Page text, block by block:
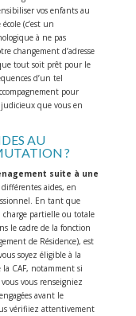
vos enfants au
(c’est un
à ne pas
changement d’adresse
tout soit prêt pour le
d’un tel
pour
que vous en
AU
?
suite à une
aides, en
En tant que
partielle ou totale
le cadre de la fonction
de Résidence), est
soyez éligible à la
CAF, notamment si
vous renseigniez
avant le
vérifiiez attentivement